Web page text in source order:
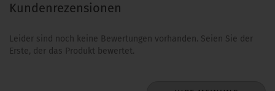
Kundenrezensionen
Leider sind noch keine Bewertungen vorhanden. Seien Sie der
Erste, der das Produkt bewertet.